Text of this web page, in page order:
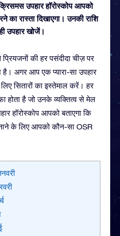
उपहार हॉरोस्कोप आपको
का रास्ता दिखाएगा। उनकी राशि
उपहार खोजें।
की हर पसंदीदा चीज़ पर
अगर आप एक प्यारा-सा उपहार
सितारों का इस्तेमाल करें। हर
होता है जो उनके व्यक्तित्व से मेल
हॉरोस्कोप आपको बताएगा कि
के लिए आपको कौन-सा OSR